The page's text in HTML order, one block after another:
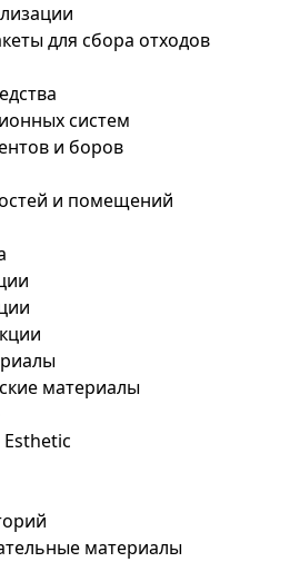
для сбора отходов
систем
и боров
и помещений
материалы
Esthetic
материалы